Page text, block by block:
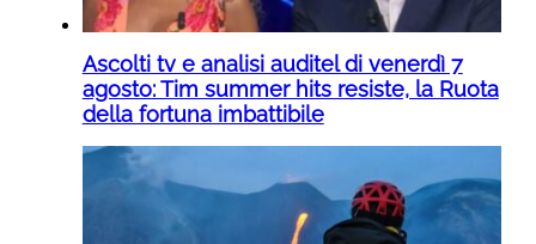
Ascolti tv e analisi auditel di venerdì 7
agosto: Tim summer hits resiste, la Ruota
della fortuna imbattibile